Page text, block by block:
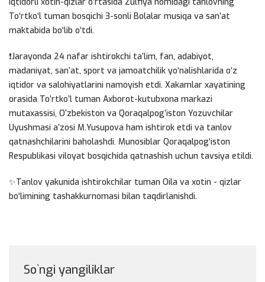
To‘rtko‘l tuman bosqichi 3-sonli Bolalar musiqa va san’at
maktabida bo‘lib o‘tdi.
❗️Jarayonda 24 nafar ishtirokchi ta’lim, fan, adabiyot,
madaniyat, san’at, sport va jamoatchilik yo‘nalishlarida o‘z
iqtidor va salohiyatlarini namoyish etdi. Xakamlar xayatining
orasida To’rtko’l tuman Axborot-kutubxona markazi
mutaxassisi, O’zbekiston va Qoraqalpog’iston Yozuvchilar
Uyushmasi a’zosi M.Yusupova ham ishtirok etdi va tanlov
qatnashchilarini baholashdi. Munosiblar Qoraqalpog‘iston
Respublikasi viloyat bosqichida qatnashish uchun tavsiya etildi.
✨Tanlov yakunida ishtirokchilar tuman Oila va xotin - qizlar
bo‘limining tashakkurnomasi bilan taqdirlanishdi.
So`ngi yangiliklar